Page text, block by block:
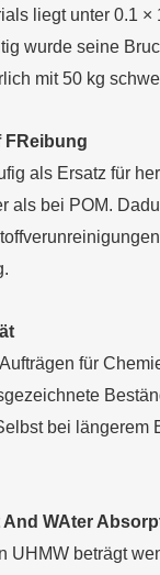
liegt unter 0.1 ×
wurde seine
mit 50 kg
FReibung
als Ersatz für
als bei POM.
für
bei
And WAterA
UHMW beträgt